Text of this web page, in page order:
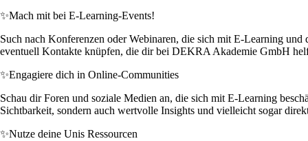
✨Mach mit bei E-Learning-Events!
Such nach Konferenzen oder Webinaren, die sich mit E-Learning
eventuell Kontakte knüpfen, die dir bei DEKRA Akademie GmbH
✨Engagiere dich in Online-Communities
Schau dir Foren und soziale Medien an, die sich mit E-Learning
Sichtbarkeit, sondern auch wertvolle Insights und vielleicht sogar
✨Nutze deine Unis Ressourcen